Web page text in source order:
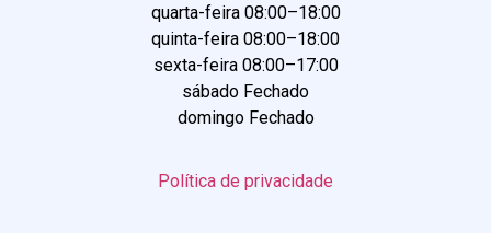
quarta-feira 08:00–18:00
quinta-feira 08:00–18:00
sexta-feira 08:00–17:00
sábado Fechado
domingo Fechado
Política de privacidade